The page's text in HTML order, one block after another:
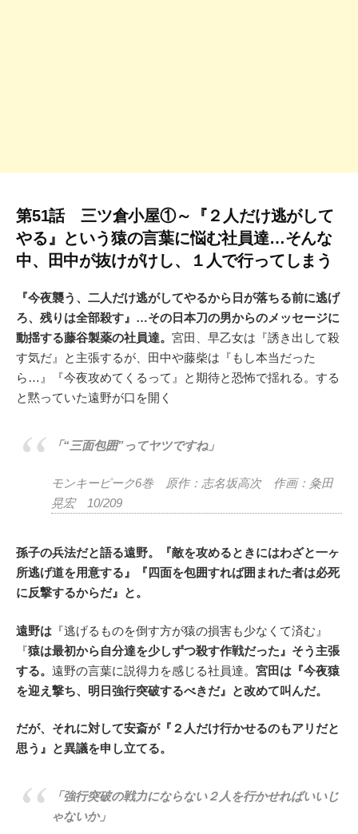
第51話 三ツ倉小屋①～『２人だけ逃がして
やる』という猿の言葉に悩む社員達…そんな
中、田中が抜けがけし、１人で行ってしまう
『今夜襲う、二人だけ逃がしてやるから日が落ちる前に逃げ
ろ、残りは全部殺す』…その日本刀の男からのメッセージに
動揺する藤谷製薬の社員達。 宮田、早乙女は『誘き出して殺
す気だ』と主張するが、田中や藤柴は『もし本当だった
ら…』『今夜攻めてくるって』と期待と恐怖で揺れる。する
と黙っていた遠野が口を開く
「“三面包囲”ってヤツですね」
モンキーピーク6巻 原作：志名坂高次 作画：粂田
晃宏 10/209
孫子の兵法だと語る遠野。『敵を攻めるときにはわざと一ヶ
所逃げ道を用意する』『四面を包囲すれば囲まれた者は必死
に反撃するからだ』と。
遠野は 『逃げるものを倒す方が猿の損害も少なくて済む』
『猿は最初から自分達を少しずつ殺す作戦だった』そう主張
する。 遠野の言葉に説得力を感じる社員達。 宮田は『今夜猿
を迎え撃ち、明日強行突破するべきだ』と改めて叫んだ。
だが、それに対して安斎が『２人だけ行かせるのもアリだと
思う』と異議を申し立てる。
「強行突破の戦力にならない２人を行かせればいいじ
ゃないか」